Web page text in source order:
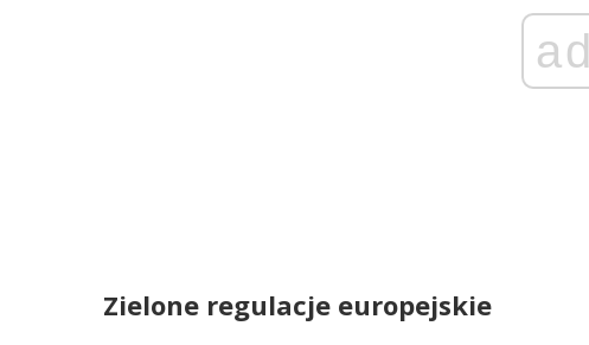
ad
Zielone regulacje europejskie